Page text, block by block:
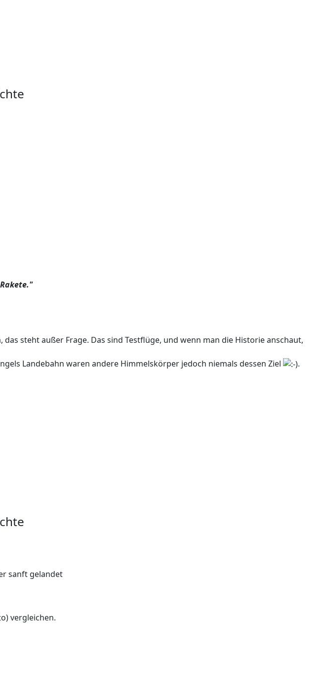
steht außer Frage. Das sind Testflüge, und wenn man die Historie anschaut,
Landebahn waren andere Himmelskörper jedoch niemals dessen Ziel
.
sanft gelandet
vergleichen.